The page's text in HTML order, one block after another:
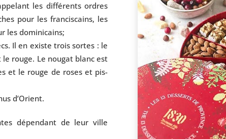
les dif­fé­rents ordres
pour les fran­cis­cains, les
les dominicains;
Il en existe trois sortes : le
rouge. Le nou­gat blanc est
et le rouge de roses et pis­
d’Orient.
dépen­dant de leur ville